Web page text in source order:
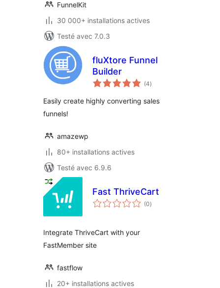
FunnelKit
30 000+ installations actives
Testé avec 7.0.3
fluXtore Funnel
Builder
(4notes
en
)
Easily create highly converting sales
funnels!
amazewp
80+ installations actives
Testé avec 6.9.6
Fast ThriveCart
(0notes
en
)
Integrate ThriveCart with your
FastMember site
fastflow
20+ installations actives